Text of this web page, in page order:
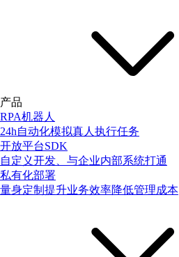
产品
RPA机器人
24h自动化模拟真人执行任务
开放平台SDK
自定义开发、与企业内部系统打通
私有化部署
量身定制提升业务效率降低管理成本